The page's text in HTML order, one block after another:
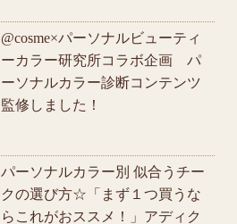
@cosme×パーソナルビューティ
ーカラー研究所コラボ企画 パ
ーソナルカラー診断コンテンツ
監修しました！
パーソナルカラー別 似合うチー
クの選び方☆「まず１つ買うな
らこれがおススメ！」アディク